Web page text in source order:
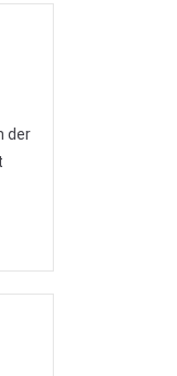
der